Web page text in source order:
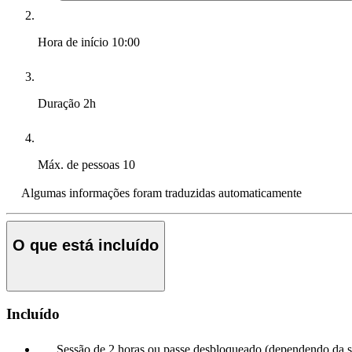
Hora de início 10:00
Duração 2h
Máx. de pessoas 10
Algumas informações foram traduzidas automaticamente
O que está incluído
Incluído
Sessão de 2 horas ou passe desbloqueado (dependendo da